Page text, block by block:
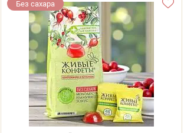
Без сахара